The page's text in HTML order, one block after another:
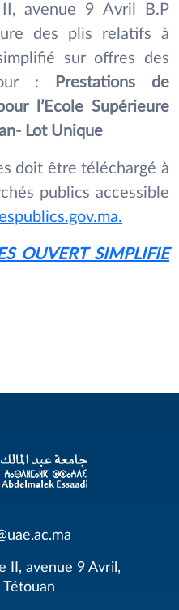
avenue 9 Avril B.P
des plis relatifs à
sur offres des
:
Prestations de
l’Ecole Supérieure
Lot Unique
doit être téléchargé à
publics accessible
OUVERT SIMPLIFIE
II, avenue 9 Avril,
Tétouan